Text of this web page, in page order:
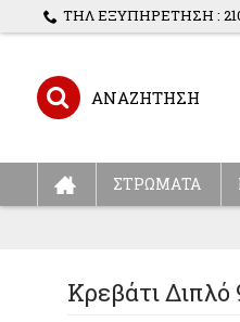
ΤΗΛ ΕΞΥΠΗΡΕΤΗΣΗ :
ΣΤΡΩΜΑΤΑ
Κρεβάτι